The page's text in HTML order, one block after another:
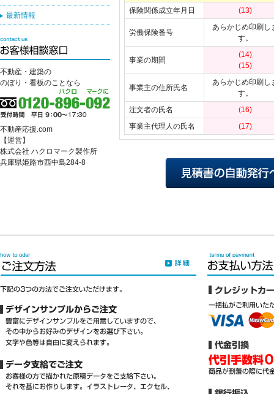
保険関係成立年月日 (13)
労働保険番号
あらかじめ印刷し
す。
事業の期間
(14)
(15)
事業主の住所氏名
あらかじめ印刷し
す。
注文者の氏名
(16)
事業主代理人の氏名
(17)
最新情報
不動産・建築の
のぼり・看板のことなら
不動産応援.com
【運営】
株式会社 ハクロマーク製作所
兵庫県姫路市西中島284-8